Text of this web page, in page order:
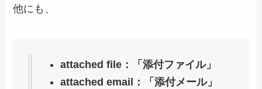
他にも、
attached file：「添付ファイル」
attached email：「添付メール」